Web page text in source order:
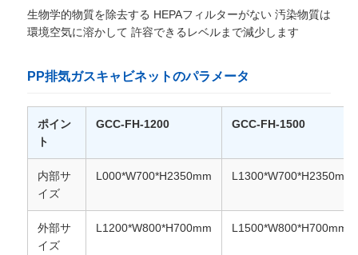
も
頼
生物学的物質を除去する HEPAフィルターがない 汚染物質は
環境空気に溶かして 許容できるレベルまで減少します
PP排気ガスキャビネットのパラメータ
ポイン
ト
GCC-FH-1200 GCC-FH-1500
内部サ
イズ
L000*W700*H2350mm L1300*W700*H2350mm
外部サ
イズ
L1200*W800*H700mm L1500*W800*H700mm